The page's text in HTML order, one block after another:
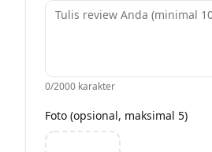
0/2000 karakter
Foto (opsional, maksimal 5)